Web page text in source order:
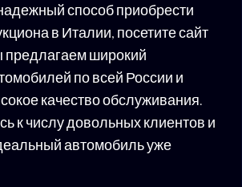
способ приобрести
в Италии, посетите сайт
предлагаем широкий
по всей России и
качество обслуживания.
к числу довольных клиентов и
автомобиль уже